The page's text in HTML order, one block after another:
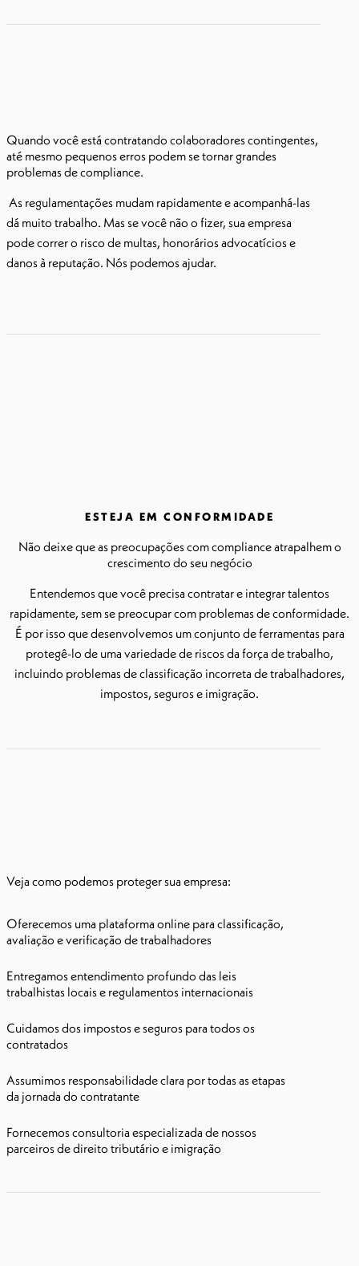
Quando você está contratando colaboradores contingentes,
até mesmo pequenos erros podem se tornar grandes
problemas de compliance.
As regulamentações mudam rapidamente e acompanhá-las
dá muito trabalho. Mas se você não o fizer, sua empresa
pode correr o risco de multas, honorários advocatícios e
danos à reputação. Nós podemos ajudar.
ESTEJA EM CONFORMIDADE
Não deixe que as preocupações com compliance atrapalhem o
crescimento do seu negócio
Entendemos que você precisa contratar e integrar talentos
rapidamente, sem se preocupar com problemas de conformidade.
É por isso que desenvolvemos um conjunto de ferramentas para
protegê-lo de uma variedade de riscos da força de trabalho,
incluindo problemas de classificação incorreta de trabalhadores,
impostos, seguros e imigração.
Veja como podemos proteger sua empresa:
Oferecemos uma plataforma online para classificação,
avaliação e verificação de trabalhadores
Entregamos entendimento profundo das leis
trabalhistas locais e regulamentos internacionais
Cuidamos dos impostos e seguros para todos os
contratados
Assumimos responsabilidade clara por todas as etapas
da jornada do contratante
Fornecemos consultoria especializada de nossos
parceiros de direito tributário e imigração